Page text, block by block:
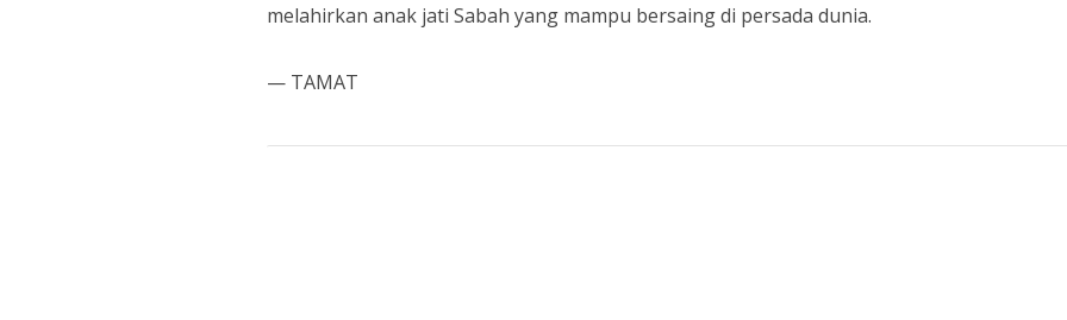
melahirkan anak jati Sabah yang mampu bersaing di persada dunia.
— TAMAT